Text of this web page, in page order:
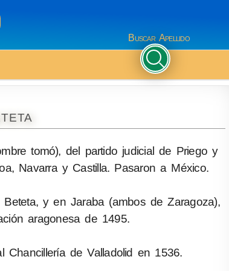
Buscar Apellido
tomó), del partido judicial de Priego y
Navarra y Castilla. Pasaron a México.
y en Jaraba (ambos de Zaragoza),
aragonesa de 1495.
de Valladolid en 1536.